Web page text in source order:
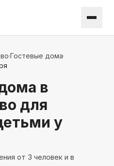
·Гостевые дома·
в
для
у
от 3 человек и в